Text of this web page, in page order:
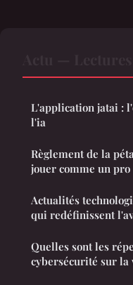
L'application jatai :
l'ia
Règlement de la
jouer comme un pro
Actualités
qui redéfinissent
Quelles sont les
cybersécurité sur la